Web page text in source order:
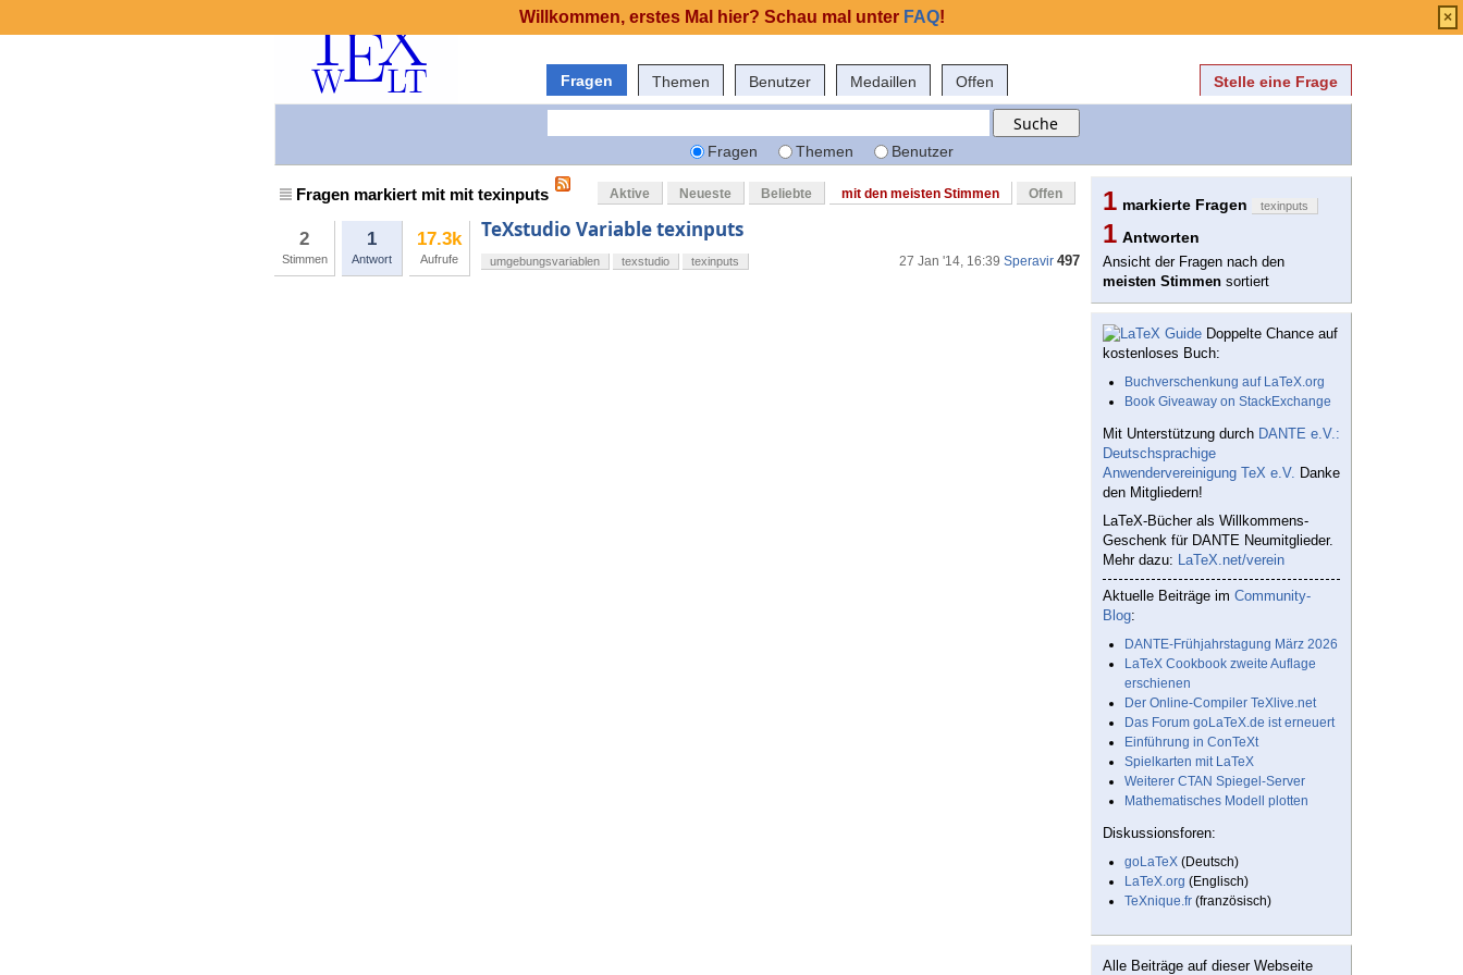
Fragen Themen Benutzer Medaillen Offen Stelle eine Frage
Fragen Themen Benutzer
Fragen markiert mit mit texinputs Aktive Neueste Beliebte mit den meisten Stimmen Offen
2
Stimmen
1
Antwort
17.3k
Aufrufe
TeXstudio Variable texinputs
27 Jan '14, 16:39 Speravir 497
umgebungsvariablen texstudio texinputs
1 markierte Fragen texinputs
1 Antworten
Ansicht der Fragen nach den
meisten Stimmen sortiert
Doppelte Chance auf
kostenloses Buch:
Buchverschenkung auf LaTeX.org
Book Giveaway on StackExchange
Mit Unterstützung durch DANTE e.V.:
Deutschsprachige
Anwendervereinigung TeX e.V. Danke
den Mitgliedern!
LaTeX-Bücher als Willkommens-
Geschenk für DANTE Neumitglieder.
Mehr dazu: LaTeX.net/verein
Aktuelle Beiträge im Community-
Blog:
DANTE-Frühjahrstagung März 2026
LaTeX Cookbook zweite Auflage
erschienen
Der Online-Compiler TeXlive.net
Das Forum goLaTeX.de ist erneuert
Einführung in ConTeXt
Spielkarten mit LaTeX
Weiterer CTAN Spiegel-Server
Mathematisches Modell plotten
Diskussionsforen:
goLaTeX (Deutsch)
LaTeX.org (Englisch)
TeXnique.fr (französisch)
Alle Beiträge auf dieser Webseite
Willkommen, erstes Mal hier? Schau mal unter FAQ! ×